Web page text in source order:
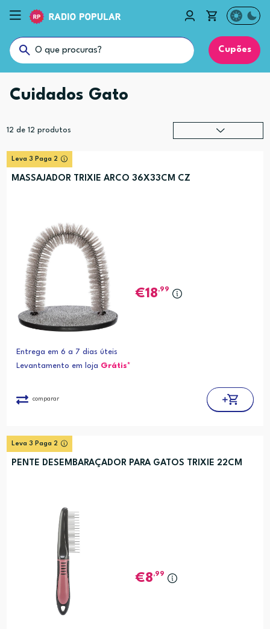
Cupões
Cuidados Gato
12 de 12 produtos
Leva 3 Paga 2
MASSAJADOR TRIXIE ARCO 36X33CM CZ
18,99
Entrega em 6 a 7 dias úteis
Levantamento em loja Grátis*
comparar
Leva 3 Paga 2
PENTE DESEMBARAÇADOR PARA GATOS TRIXIE 22CM
8,99